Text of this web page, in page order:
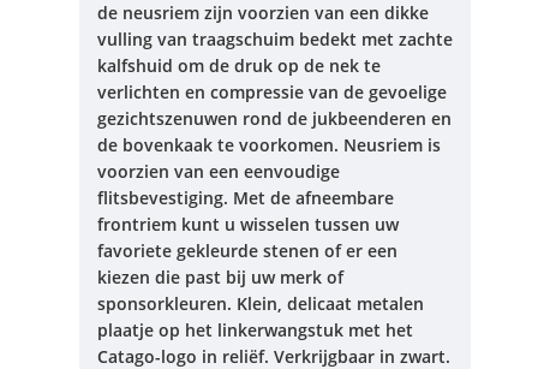
de neusriem zijn voorzien van een dikke
vulling van traagschuim bedekt met zachte
kalfshuid om de druk op de nek te
verlichten en compressie van de gevoelige
gezichtszenuwen rond de jukbeenderen en
de bovenkaak te voorkomen. Neusriem is
voorzien van een eenvoudige
flitsbevestiging. Met de afneembare
frontriem kunt u wisselen tussen uw
favoriete gekleurde stenen of er een
kiezen die past bij uw merk of
sponsorkleuren. Klein, delicaat metalen
plaatje op het linkerwangstuk met het
Catago-logo in reliëf. Verkrijgbaar in zwart.